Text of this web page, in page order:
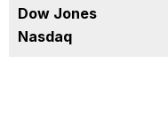
Dow Jones
Nasdaq